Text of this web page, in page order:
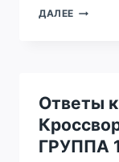
ДАЛЕЕ ОТВЕТЫ
–
–
ГРУППА
107
Ответы
ГРУППА